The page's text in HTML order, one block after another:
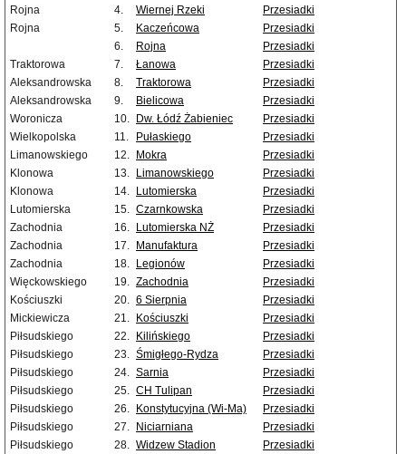
Rojna
4. Wiernej Rzeki
Przesiadki
Rojna
5. Kaczeńcowa
Przesiadki
6.
Rojna
Przesiadki
Traktorowa
7. Łanowa
Przesiadki
Aleksandrowska
8. Traktorowa
Przesiadki
Aleksandrowska
9. Bielicowa
Przesiadki
Woronicza
10. Dw. Łódź Żabieniec
Przesiadki
Wielkopolska
11. Pułaskiego
Przesiadki
Limanowskiego
12. Mokra
Przesiadki
Klonowa
13. Limanowskiego
Przesiadki
Klonowa
14. Lutomierska
Przesiadki
Lutomierska
15. Czarnkowska
Przesiadki
Zachodnia
16. Lutomierska NŻ
Przesiadki
Zachodnia
17. Manufaktura
Przesiadki
Zachodnia
18. Legionów
Przesiadki
Więckowskiego
19. Zachodnia
Przesiadki
Kościuszki
20. 6 Sierpnia
Przesiadki
Mickiewicza
21. Kościuszki
Przesiadki
Piłsudskiego
22. Kilińskiego
Przesiadki
Piłsudskiego
23. Śmigłego-Rydza
Przesiadki
Piłsudskiego
24. Sarnia
Przesiadki
Piłsudskiego
25. CH Tulipan
Przesiadki
Piłsudskiego
26. Konstytucyjna (Wi-Ma)
Przesiadki
Piłsudskiego
27. Niciarniana
Przesiadki
Piłsudskiego
28. Widzew Stadion Przesiadki